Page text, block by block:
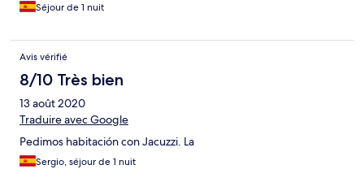
Séjour de 1 nuit
Avis vérifié
8/10 Très bien
13 août 2020
Traduire avec Google
Pedimos habitación con Jacuzzi. La
Sergio, séjour de 1 nuit